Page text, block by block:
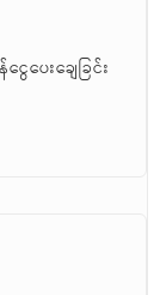
ေးချေခြင်း